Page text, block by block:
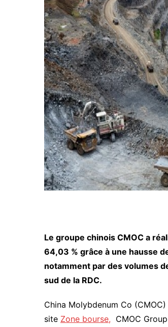
Le groupe chinois CMOC a
64,03 % grâce à une hausse
notamment par des volumes
sud de la RDC.
China Molybdenum Co
site Zone bourse, CMOC